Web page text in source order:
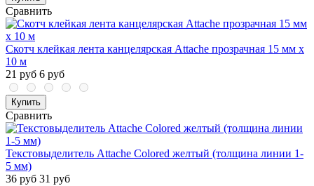
Сравнить
Скотч клейкая лента канцелярская Attache прозрачная 15 мм х
10 м
21 руб 6 руб
Купить
Сравнить
Текстовыделитель Attache Colored желтый (толщина линии 1-
5 мм)
36 руб 31 руб